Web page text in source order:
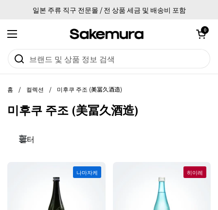
일본 주류 직구 전문몰 / 전 상품 세금 및 배송비 포함
메뉴 열기
카트 열기
0
홈 / 컬렉션 / 미후쿠 주조 (美冨久酒造)
미후쿠 주조 (美冨久酒造)
필터
나마자케 히이레